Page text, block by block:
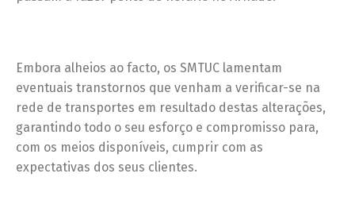
Embora alheios ao facto, os SMTUC lamentam
eventuais transtornos que venham a verificar-se na
rede de transportes em resultado destas alterações,
garantindo todo o seu esforço e compromisso para,
com os meios disponíveis, cumprir com as
expectativas dos seus clientes.